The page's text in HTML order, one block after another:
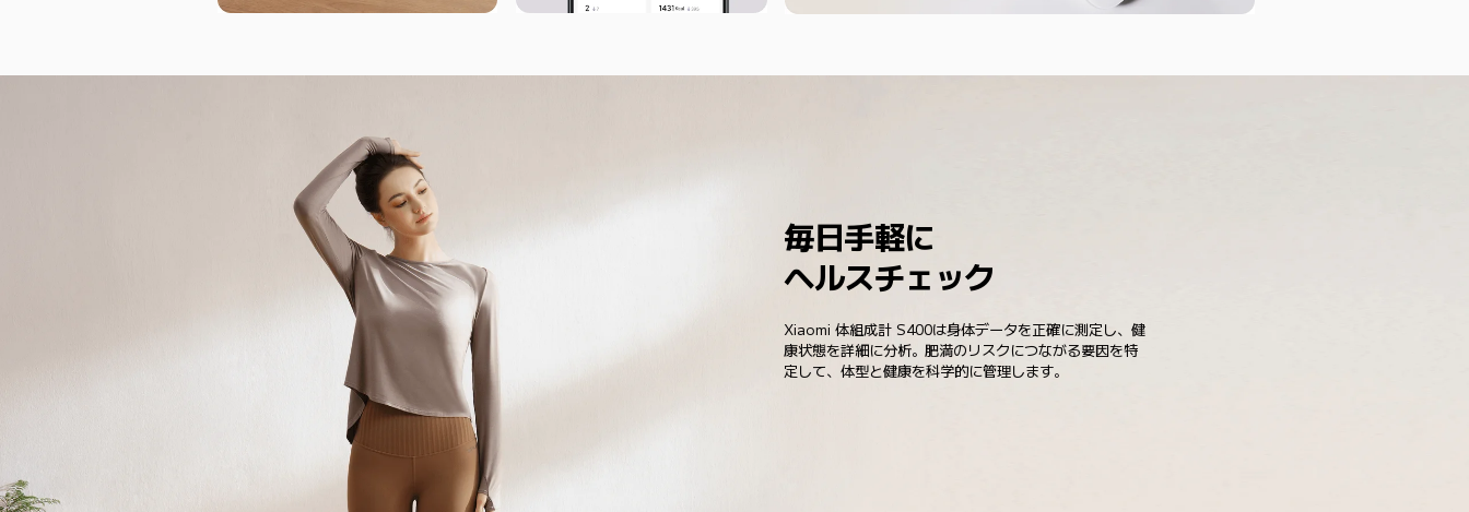
毎日手軽に
ヘルスチェック
Xiaomi 体組成計 S400は身体データを正確に測定し、健
康状態を詳細に分析。肥満のリスクにつながる要因を特
定して、体型と健康を科学的に管理します。